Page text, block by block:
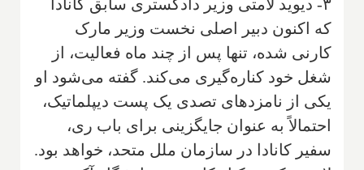
۳- دیوید لامتی وزیر دادگستری سابق کانادا
که اکنون دبیر اصلی نخست وزیر مارک
کارنی شده، تنها پس از چند ماه فعالیت، از
شغل خود کناره‌گیری می‌کند. گفته می‌شود او
یکی از نامزدهای تصدی یک پست دیپلماتیک،
احتمالاً به عنوان جایگزینی برای باب ری،
سفیر کانادا در سازمان ملل متحد، خواهد بود.